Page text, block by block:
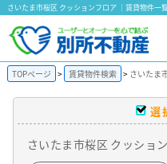
さいたま市桜区 クッションフロア ｜賃貸物件一
TOPページ 賃貸物件検索 さいたま
選
さいたま市桜区 クッショ